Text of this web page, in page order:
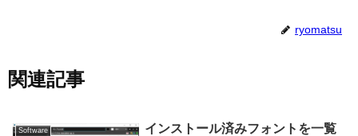
ryomatsu
関連記事
Software
インストール済みフォントを一覧